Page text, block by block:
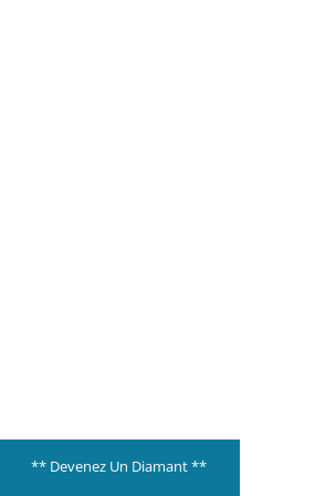
** Devenez Un Diamant **